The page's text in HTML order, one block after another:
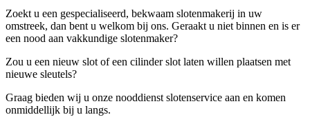
Zoekt u een gespecialiseerd, bekwaam slotenmakerij in uw
omstreek, dan bent u welkom bij ons. Geraakt u niet binnen en is er
een nood aan vakkundige slotenmaker?
Zou u een nieuw slot of een cilinder slot laten willen plaatsen met
nieuwe sleutels?
Graag bieden wij u onze nooddienst slotenservice aan en komen
onmiddellijk bij u langs.